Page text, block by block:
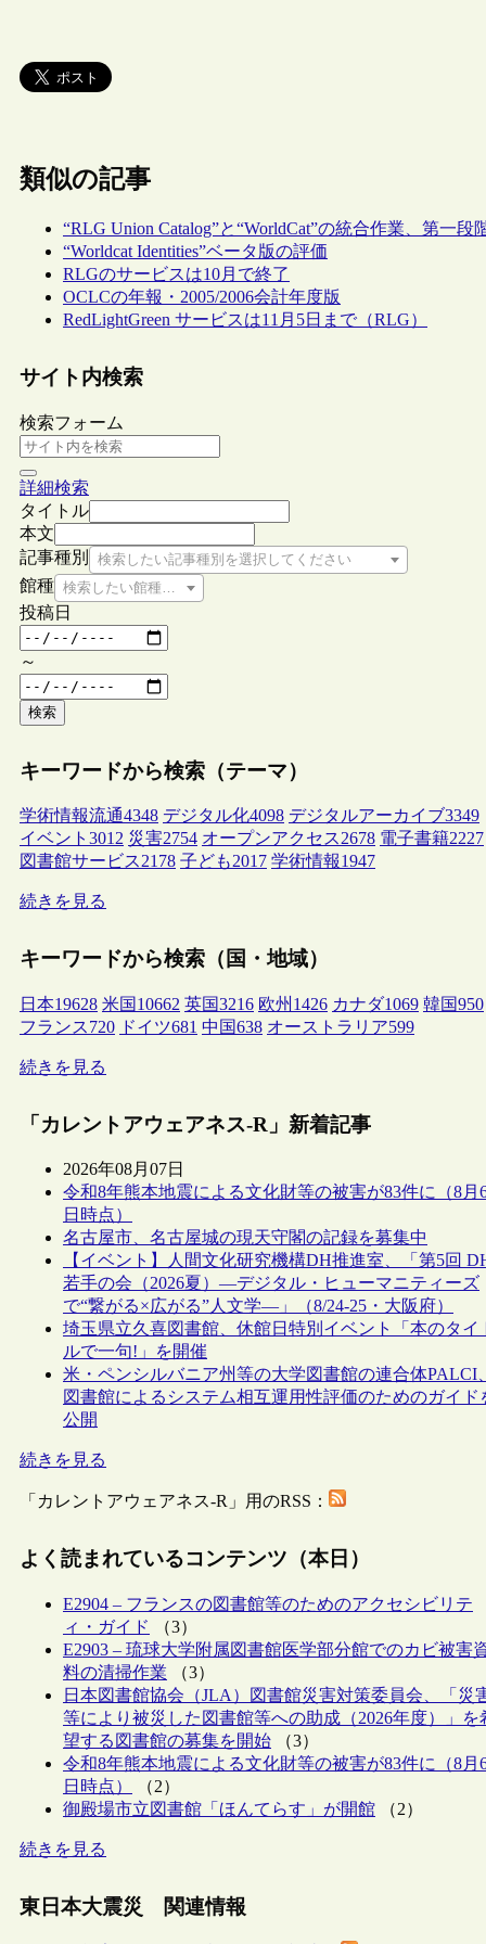
類似の記事
“RLG Union Catalog”と“WorldCat”の統合作業、第一段
“Worldcat Identities”ベータ版の評価
RLGのサービスは10月で終了
OCLCの年報・2005/2006会計年度版
RedLightGreen サービスは11月5日まで（RLG）
サイト内検索
検索フォーム
詳細検索
タイトル
本文
記事種別
検索したい記事種別を選択してください
館種 検索したい館種を選択してください
投稿日
～
検索
キーワードから検索（テーマ）
学術情報流通4348 デジタル化4098 デジタルアーカイブ3349
イベント 3012 災害2754 オープンアクセス2678 電子書籍2227
図書館サービス2178 子ども2017 学術情報1947
続きを見る
キーワードから検索（国・地域）
日本19628 米国 10662 英国3216 欧州 1426 カナダ1069 韓国950
フランス720 ドイツ681 中国638 オーストラリア599
続きを見る
「カレントアウェアネス-R」新着記事
2026年08月07日
令和8年熊本地震による文化財等の被害が83件に（8月
日時点）
名古屋市、名古屋城の現天守閣の記録を募集中
【イベント】人間文化研究機構DH推進室、「第5回
若手の会（2026夏）―デジタル・ヒューマニティーズ
で“繋がる×広がる”人文学―」（8/24-25・大阪府）
埼玉県立久喜図書館、休館日特別イベント「本のタイ
ルで一句!」を開催
米・ペンシルバニア州等の大学図書館の連合体PALCI、
図書館によるシステム相互運用性評価のためのガイド
公開
続きを見る
「カレントアウェアネス-R」用のRSS：
よく読まれているコンテンツ（本日）
E2904 – フランスの図書館等のためのアクセシビリテ
ィ・ガイド
（3）
E2903 – 琉球大学附属図書館医学部分館でのカビ被害
料の清掃作業 （3）
日本図書館協会（JLA）図書館災害対策委員会、「災
等により被災した図書館等への助成（2026年度）」を
望する図書館の募集を開始 （3）
令和8年熊本地震による文化財等の被害が83件に（8月
日時点）
（2）
御殿場市立図書館「ほんてらす」が開館 （2）
続きを見る
東日本大震災 関連情報